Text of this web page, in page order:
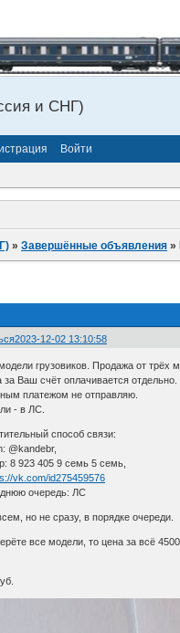
и СНГ)
Войти
»Завершённые объявления »
2023-12-02 13:10:58
грузовиков. Продажа от трёх
за Ваш счёт оплачивается отдельно.
платежом не отправляю.
- в ЛС.
способ связи:
@kandebr,
8 923 405 9 семь 5 семь,
vk.com/id275459576
очередь: ЛС
но не сразу, в порядке очереди.
все модели, то цена за всё